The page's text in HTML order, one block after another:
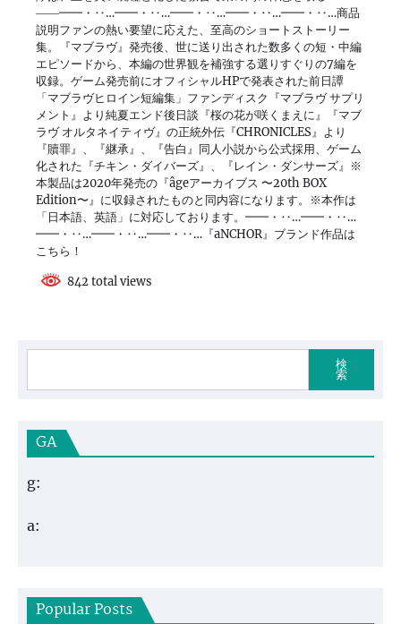
――━━・‥…━━・‥…━━・‥…━━・‥…━━・‥…商品
説明ファンの熱い要望に応えた、至高のショートストーリー
集。『マブラヴ』発売後、世に送り出された数多くの短・中編
エピソードから、本編の世界観を補強する選りすぐりの7編を
収録。ゲーム発売前にオフィシャルHPで発表された前日譚
「マブラヴヒロイン短編集」ファンディスク『マブラヴ サプリ
メント』より純夏エンド後日談『桜の花が咲くまえに』『マブ
ラヴ オルタネイティヴ』の正統外伝『CHRONICLES』より
『贖罪』、『継承』、『告白』同人小説から公式採用、ゲーム
化された『チキン・ダイバーズ』、『レイン・ダンサーズ』※
本製品は2020年発売の『âgeアーカイブス 〜20th BOX
Edition〜』に収録されたものと同内容になります。※本作は
「日本語、英語」に対応しております。━━・‥…━━・‥…
━━・‥…━━・‥…━━・‥…『aNCHOR』ブランド作品は
こちら！
842 total views
検
索
GA
g:
a:
Popular Posts